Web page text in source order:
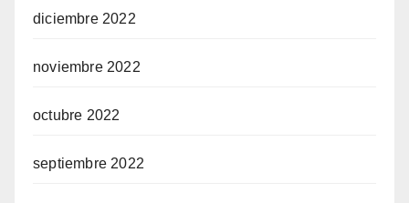
diciembre 2022
noviembre 2022
octubre 2022
septiembre 2022